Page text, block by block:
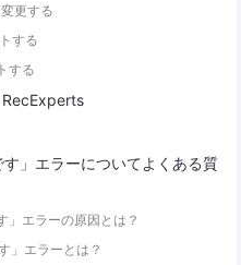
更する
する
する
RecExperts
」エラーについてよくある質
」エラーの原因とは？
」エラーとは？